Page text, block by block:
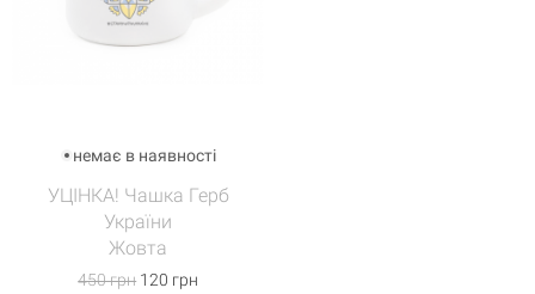
немає в наявності
УЦІНКА! Чашка Герб
України
Жовта
450 грн 120 грн